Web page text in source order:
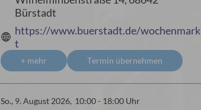
Bürstadt
https://www.buerstadt.de/wochenmark
t
+ mehr Termin übernehmen
So., 9. August 2026, 10:00 - 18:00 Uhr